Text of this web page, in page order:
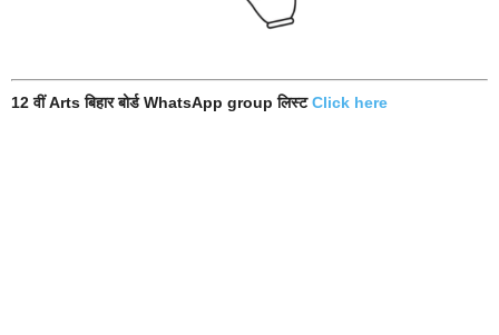
12 वीं Arts बिहार बोर्ड WhatsApp group लिस्ट Click here